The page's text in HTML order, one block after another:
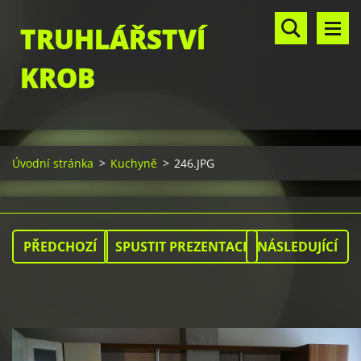
TRUHLÁŘSTVÍ
KROB
Úvodní stránka > Kuchyně > 246.JPG
PŘEDCHOZÍ SPUSTIT PREZENTACI NÁSLEDUJÍCÍ